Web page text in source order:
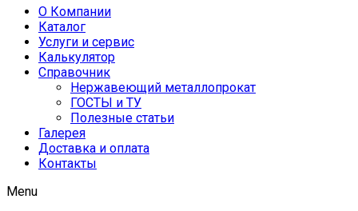
О Компании
Каталог
Услуги и сервис
Калькулятор
Справочник
Нержавеющий металлопрокат
ГОСТЫ и ТУ
Полезные статьи
Галерея
Доставка и оплата
Контакты
Menu